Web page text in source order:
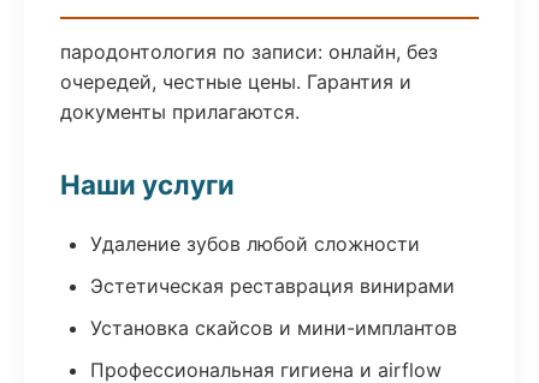
пародонтология по записи: онлайн, без
очередей, честные цены. Гарантия и
документы прилагаются.
Наши услуги
Удаление зубов любой сложности
Эстетическая реставрация винирами
Установка скайсов и мини-имплантов
Профессиональная гигиена и airflow